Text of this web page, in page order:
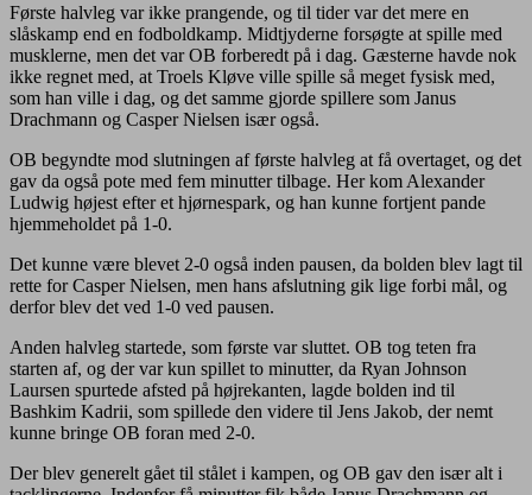
Første halvleg var ikke prangende, og til tider var det mere en
slåskamp end en fodboldkamp. Midtjyderne forsøgte at spille med
musklerne, men det var OB forberedt på i dag. Gæsterne havde nok
ikke regnet med, at Troels Kløve ville spille så meget fysisk med,
som han ville i dag, og det samme gjorde spillere som Janus
Drachmann og Casper Nielsen især også.
OB begyndte mod slutningen af første halvleg at få overtaget, og det
gav da også pote med fem minutter tilbage. Her kom Alexander
Ludwig højest efter et hjørnespark, og han kunne fortjent pande
hjemmeholdet på 1-0.
Det kunne være blevet 2-0 også inden pausen, da bolden blev lagt til
rette for Casper Nielsen, men hans afslutning gik lige forbi mål, og
derfor blev det ved 1-0 ved pausen.
Anden halvleg startede, som første var sluttet. OB tog teten fra
starten af, og der var kun spillet to minutter, da Ryan Johnson
Laursen spurtede afsted på højrekanten, lagde bolden ind til
Bashkim Kadrii, som spillede den videre til Jens Jakob, der nemt
kunne bringe OB foran med 2-0.
Der blev generelt gået til stålet i kampen, og OB gav den især alt i